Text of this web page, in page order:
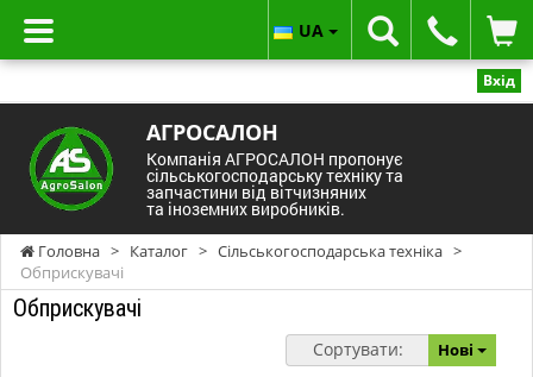
Вхід
АГРОСАЛОН
Компанія АГРОСАЛОН пропонує
сільськогосподарську техніку та
запчастини від вітчизняних
та іноземних виробників.
UA
Головна > Каталог > Сільськогосподарська техніка >
Обприскувачі
Обприскувачі
Сортувати: Нові